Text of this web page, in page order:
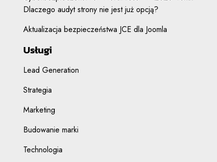
Dlaczego audyt strony nie jest już opcją?
Aktualizacja bezpieczeństwa JCE dla Joomla
Usługi
Lead Generation
Strategia
Marketing
Budowanie marki
Technologia